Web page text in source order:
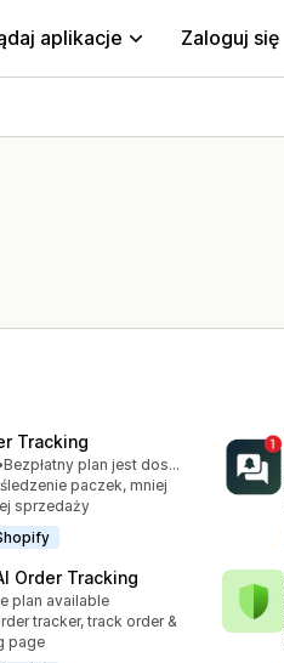
aplikacje Zaloguj się
Tracking
recenzji: 2857
Bezpłatny plan jest dostępny
paczek, mniej
sprzedaży
Order Tracking
recenzji: 71
plan available
tracker, track order &
page